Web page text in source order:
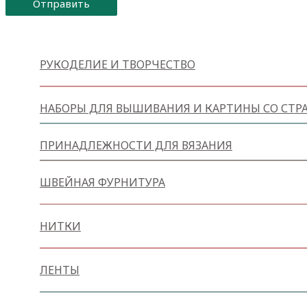
Отправить
РУКОДЕЛИЕ И ТВОРЧЕСТВО
НАБОРЫ ДЛЯ ВЫШИВАНИЯ И КАРТИНЫ СО
ПРИНАДЛЕЖНОСТИ ДЛЯ ВЯЗАНИЯ
ШВЕЙНАЯ ФУРНИТУРА
НИТКИ
ЛЕНТЫ